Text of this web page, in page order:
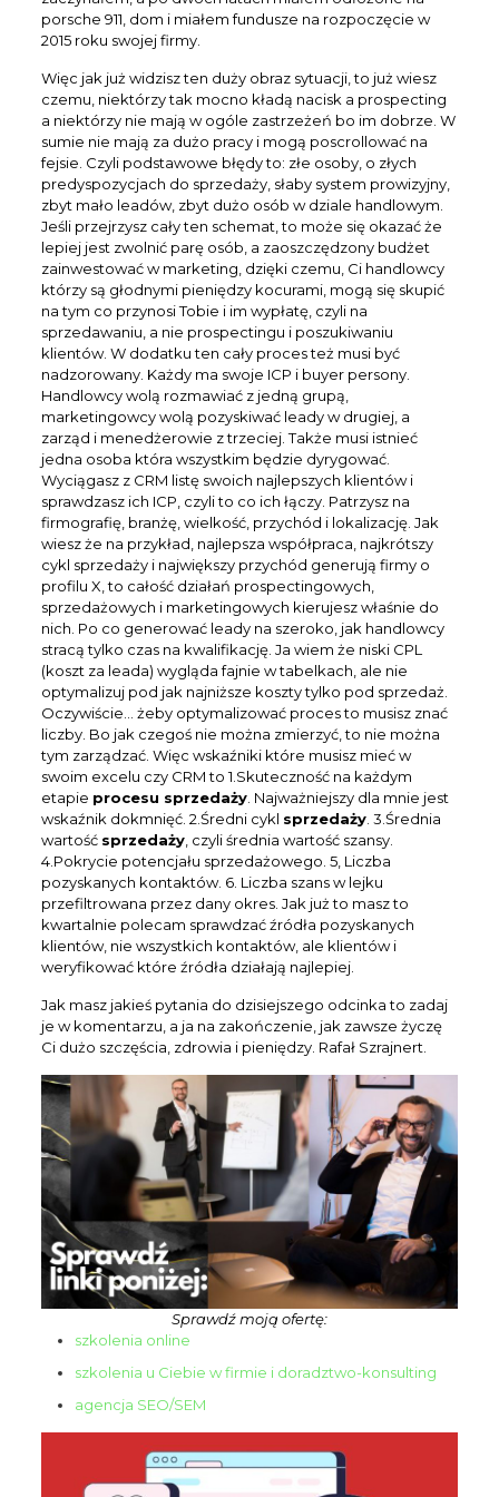
porsche 911, dom i miałem fundusze na rozpoczęcie w
2015 roku swojej firmy.
Więc jak już widzisz ten duży obraz sytuacji, to już wiesz
czemu, niektórzy tak mocno kładą nacisk a prospecting
a niektórzy nie mają w ogóle zastrzeżeń bo im dobrze. W
sumie nie mają za dużo pracy i mogą poscrollować na
fejsie. Czyli podstawowe błędy to: złe osoby, o złych
predyspozycjach do sprzedaży, słaby system prowizyjny,
zbyt mało leadów, zbyt dużo osób w dziale handlowym.
Jeśli przejrzysz cały ten schemat, to może się okazać że
lepiej jest zwolnić parę osób, a zaoszczędzony budżet
zainwestować w marketing, dzięki czemu, Ci handlowcy
którzy są głodnymi pieniędzy kocurami, mogą się skupić
na tym co przynosi Tobie i im wypłatę, czyli na
sprzedawaniu, a nie prospectingu i poszukiwaniu
klientów. W dodatku ten cały proces też musi być
nadzorowany. Każdy ma swoje ICP i buyer persony.
Handlowcy wolą rozmawiać z jedną grupą,
marketingowcy wolą pozyskiwać leady w drugiej, a
zarząd i menedżerowie z trzeciej. Także musi istnieć
jedna osoba która wszystkim będzie dyrygować.
Wyciągasz z CRM listę swoich najlepszych klientów i
sprawdzasz ich ICP, czyli to co ich łączy. Patrzysz na
firmografię, branżę, wielkość, przychód i lokalizację. Jak
wiesz że na przykład, najlepsza współpraca, najkrótszy
cykl sprzedaży i największy przychód generują firmy o
profilu X, to całość działań prospectingowych,
sprzedażowych i marketingowych kierujesz właśnie do
nich. Po co generować leady na szeroko, jak handlowcy
stracą tylko czas na kwalifikację. Ja wiem że niski CPL
(koszt za leada) wygląda fajnie w tabelkach, ale nie
optymalizuj pod jak najniższe koszty tylko pod sprzedaż.
Oczywiście… żeby optymalizować proces to musisz znać
liczby. Bo jak czegoś nie można zmierzyć, to nie można
tym zarządzać. Więc wskaźniki które musisz mieć w
swoim excelu czy CRM to 1.Skuteczność na każdym
etapie procesu sprzedaży. Najważniejszy dla mnie jest
wskaźnik dokmnięć. 2.Średni cykl sprzedaży. 3.Średnia
wartość sprzedaży, czyli średnia wartość szansy.
4.Pokrycie potencjału sprzedażowego. 5, Liczba
pozyskanych kontaktów. 6. Liczba szans w lejku
przefiltrowana przez dany okres. Jak już to masz to
kwartalnie polecam sprawdzać źródła pozyskanych
klientów, nie wszystkich kontaktów, ale klientów i
weryfikować które źródła działają najlepiej.
Jak masz jakieś pytania do dzisiejszego odcinka to zadaj
je w komentarzu, a ja na zakończenie, jak zawsze życzę
Ci dużo szczęścia, zdrowia i pieniędzy. Rafał Szrajnert.
Sprawdź moją ofertę:
szkolenia online
szkolenia u Ciebie w firmie i doradztwo-konsulting
agencja SEO/SEM